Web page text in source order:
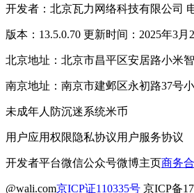
开发者：北京瓦力网络科技有限公司
版本：13.5.0.70 更新时间：2025年3月
北京地址：北京市昌平区安居路小米
南京地址：南京市建邺区永初路37号
未成年人防沉迷系统米币
用户应用权限隐私协议用户服务协议
开发者平台微信公众号微博主页商务
@wali.com京ICP证110335号 京ICP备